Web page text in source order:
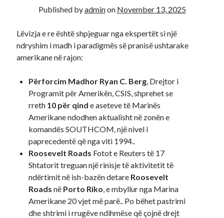
Recent Comments
A WordPress CommenteronHello world!
Published byadminon November 13, 2025
Lëvizja e re është shpjeguar nga ekspertët si një
ndryshim i madh i paradigmës së pranisë ushtarake
amerikane në rajon:
Përforcim Madhor Ryan C. Berg, Drejtor i
Programit për Amerikën, CSIS, shprehet se
rreth 10 për qind e aseteve të Marinës
Amerikane ndodhen aktualisht në zonën e
komandës SOUTHCOM, një nivel i
paprecedentë që nga viti 1994..
Roosevelt Roads Fotot e Reuters të 17
Shtatorit treguan një rinisje të aktivitetit të
ndërtimit në ish-bazën detare Roosevelt
Roads në Porto Riko, e mbyllur nga Marina
Amerikane 20 vjet më parë.. Po bëhet pastrimi
dhe shtrimi i rrugëve ndihmëse që çojnë drejt